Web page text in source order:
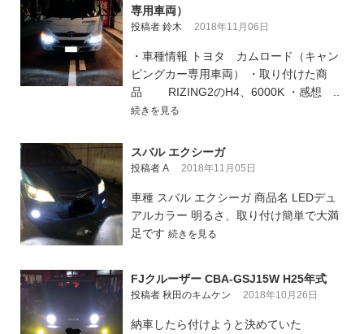
専用車両）
投稿者 鈴木 2018年11月06日
・車種情報 トヨタ カムロード（キャン
ピングカー専用車両） ・取り付けた商
品 RIZING2のH4、6000K ・感想 ..
続きを見る
スバル エクシーガ
投稿者 A 2018年11月05日
車種 スバル エクシーガ 商品名 LEDデュ
アルカラー 明るさ、取り付け簡単で大満
足です 続きを見る
FJクルーザー CBA-GSJ15W H25年式
投稿者 秋田のキムケン 2018年10月26日
納車したら付けようと決めていた